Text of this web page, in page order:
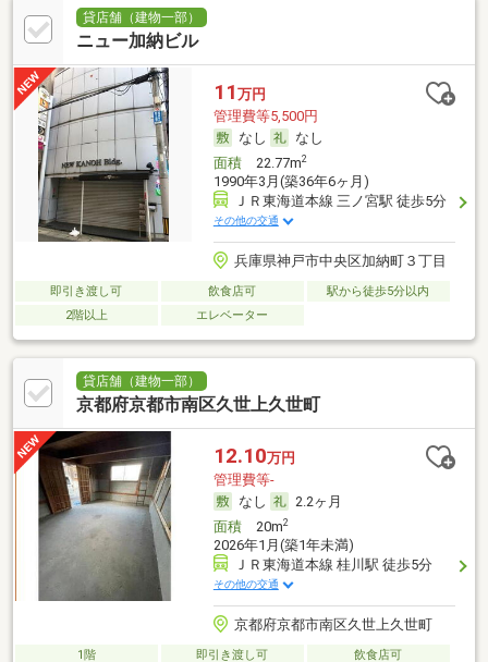
貸店舗（建物一部）
ニュー加納ビル
11 万円
管理費等5,500円
なし
なし
面積22.77m2
1990年3月(築36年6ヶ月)
ＪＲ東海道本線 三ノ宮駅 徒歩5分
その他の交通
兵庫県神戸市中央区加納町３丁目
即引き渡し可 飲食店可
駅から徒歩5分以内
2階以上
エレベーター
貸店舗（建物一部）
京都府京都市南区久世上久世町
12.10万円
管理費等-
なし
2.2ヶ月
面積20m2
2026年1月(築1年未満)
ＪＲ東海道本線 桂川駅 徒歩5分
その他の交通
京都府京都市南区久世上久世町
1階 即引き渡し可
飲食店可